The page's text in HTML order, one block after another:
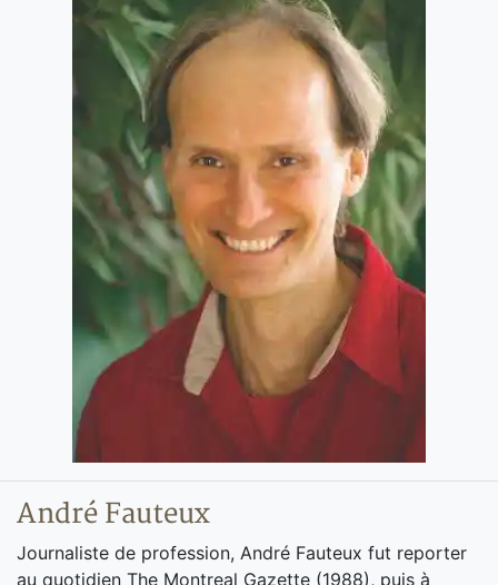
André Fauteux
Journaliste de profession, André Fauteux fut reporter
au quotidien The Montreal Gazette (1988), puis à